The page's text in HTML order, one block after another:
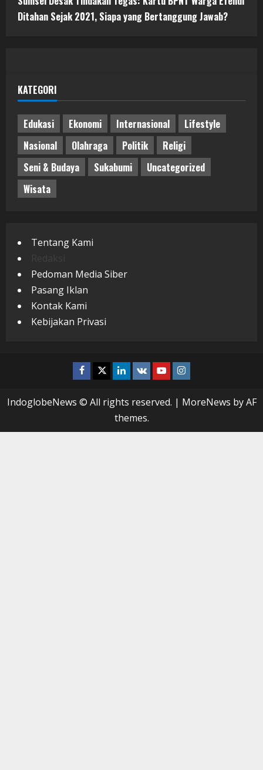
Ditahan Sejak 2021, Siapa yang Bertanggung Jawab?
KATEGORI
Edukasi Ekonomi Internasional
Lifestyle
Nasional
Olahraga Politik
Religi
Seni & Budaya
Sukabumi
Uncategorized
Wisata
Tentang Kami
Pedoman Media Siber
Pasang Iklan
Kontak Kami
Kebijakan Privasi
Facebook
TwitterLinkedin
VK YoutubeInstagram
IndoglobeNews © All rights reserved. | MoreNews by AF
themes.